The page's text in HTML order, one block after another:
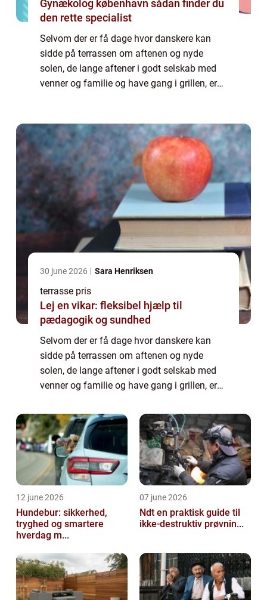
Gynækolog københavn sådan finder du
den rette specialist
Selvom der er få dage hvor danskere kan
sidde på terrassen om aftenen og nyde
solen, de lange aftener i godt selskab med
venner og familie og have gang i grillen, er
me...
30 june 2026 Sara Henriksen
terrasse pris
Lej en vikar: fleksibel hjælp til
pædagogik og sundhed
Selvom der er få dage hvor danskere kan
sidde på terrassen om aftenen og nyde
solen, de lange aftener i godt selskab med
venner og familie og have gang i grillen, er
ønsker. Det er noget de fleste går i gang
me...
12 june 2026
Hundebur: sikkerhed,
tryghed og smartere
hverdag m...
07 june 2026
Ndt en praktisk guide til
ikke-destruktiv prøvnin...